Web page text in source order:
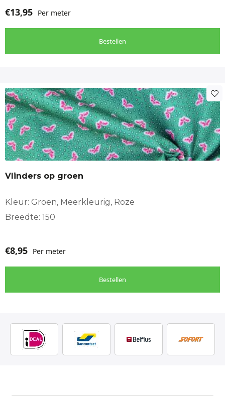
€13,95 Per meter
Bestellen
Vlinders op groen
Kleur: Groen, Meerkleurig, Roze
Breedte: 150
€8,95 Per meter
Bestellen